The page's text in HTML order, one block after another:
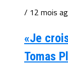
/ 12 mois
«Je
Tomas